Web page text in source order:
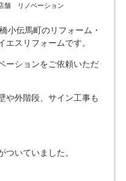
舗 リノベーション
小伝馬町のリフォーム・
スリフォームです。
ーションをご依頼いただ
や外階段、サイン工事も
いていました。